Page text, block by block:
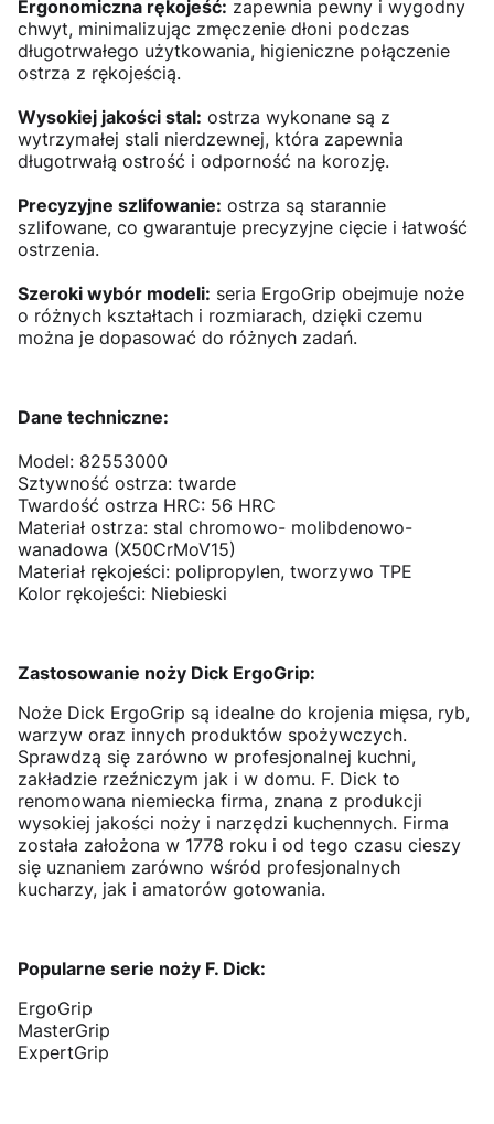
Ergonomiczna rękojeść: zapewnia pewny i wygodny
chwyt, minimalizując zmęczenie dłoni podczas
długotrwałego użytkowania, higieniczne połączenie
ostrza z rękojeścią.
Wysokiej jakości stal: ostrza wykonane są z
wytrzymałej stali nierdzewnej, która zapewnia
długotrwałą ostrość i odporność na korozję.
Precyzyjne szlifowanie: ostrza są starannie
szlifowane, co gwarantuje precyzyjne cięcie i łatwość
ostrzenia.
Szeroki wybór modeli: seria ErgoGrip obejmuje noże
o różnych kształtach i rozmiarach, dzięki czemu
można je dopasować do różnych zadań.
Dane techniczne:
Model: 82553000
Sztywność ostrza: twarde
Twardość ostrza HRC: 56 HRC
Materiał ostrza: stal chromowo- molibdenowo-
wanadowa (X50CrMoV15)
Materiał rękojeści: polipropylen, tworzywo TPE
Kolor rękojeści: Niebieski
Zastosowanie noży Dick ErgoGrip:
Noże Dick ErgoGrip są idealne do krojenia mięsa, ryb,
warzyw oraz innych produktów spożywczych.
Sprawdzą się zarówno w profesjonalnej kuchni,
zakładzie rzeźniczym jak i w domu. F. Dick to
renomowana niemiecka firma, znana z produkcji
wysokiej jakości noży i narzędzi kuchennych. Firma
została założona w 1778 roku i od tego czasu cieszy
się uznaniem zarówno wśród profesjonalnych
kucharzy, jak i amatorów gotowania.
Popularne serie noży F. Dick:
ErgoGrip
MasterGrip
ExpertGrip